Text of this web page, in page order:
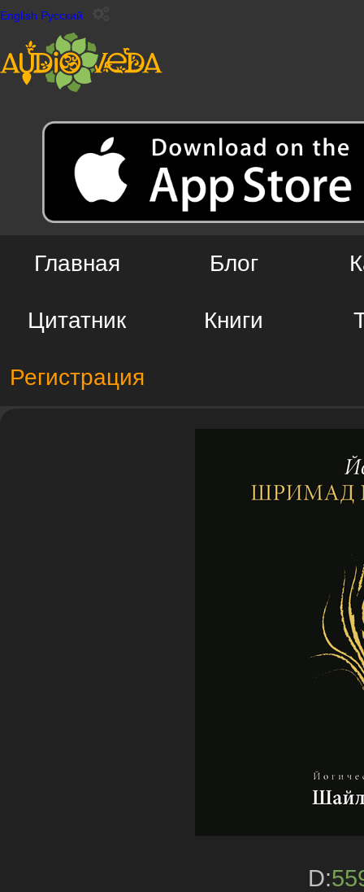
English Русский
Главная Блог
Цитатник Книги
Регистрация
D: